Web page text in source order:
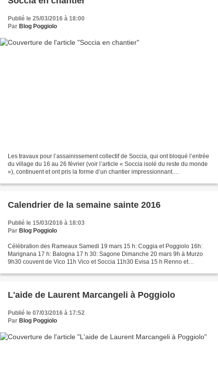
Publié le 25/03/2016 à 18:00
Par Blog Poggiolo
Les travaux pour l’assainissement collectif de Soccia, qui ont bloqué l’entrée
du village du 16 au 26 février (voir l’article « Soccia isolé du reste du monde
»), continuent et ont pris la forme d’un chantier impressionnant.
Calendrier de la semaine sainte 2016
Publié le 15/03/2016 à 18:03
Par Blog Poggiolo
Célébration des Rameaux Samedi 19 mars 15 h: Coggia et Poggiolo 16h:
Marignana 17 h: Balogna 17 h 30: Sagone Dimanche 20 mars 9h à Murzo
9h30 couvent de Vico 11h Vico et Soccia 11h30 Evisa 15 h Renno et
L'aide de Laurent Marcangeli à Poggiolo
Publié le 07/03/2016 à 17:52
Par Blog Poggiolo